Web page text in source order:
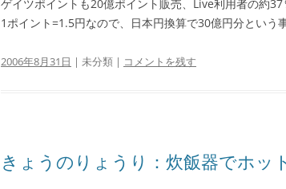
ゲイツポイントも20億ポイント販売、Live利用者の約37
1ポイント=1.5円なので、日本円換算で30億円分という
2006年8月31日 | 未分類 | コメントを残す
きょうのりょうり：炊飯器でホッ